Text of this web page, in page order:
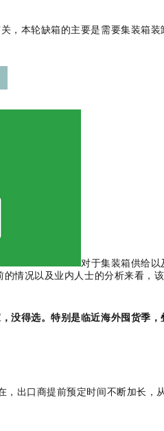
，本轮缺箱的主要是需要集装箱
对于集装箱供给以
情况以及业内人士的分析来看，
没得选。特别是临近海外囤货季
出口商提前预定时间不断加长，